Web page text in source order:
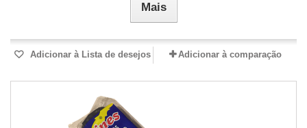
Mais
Adicionar à Lista de desejos Adicionar à comparação